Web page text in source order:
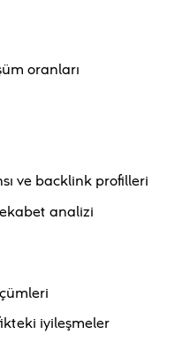
oranları
ve backlink profilleri
analizi
iyileşmeler